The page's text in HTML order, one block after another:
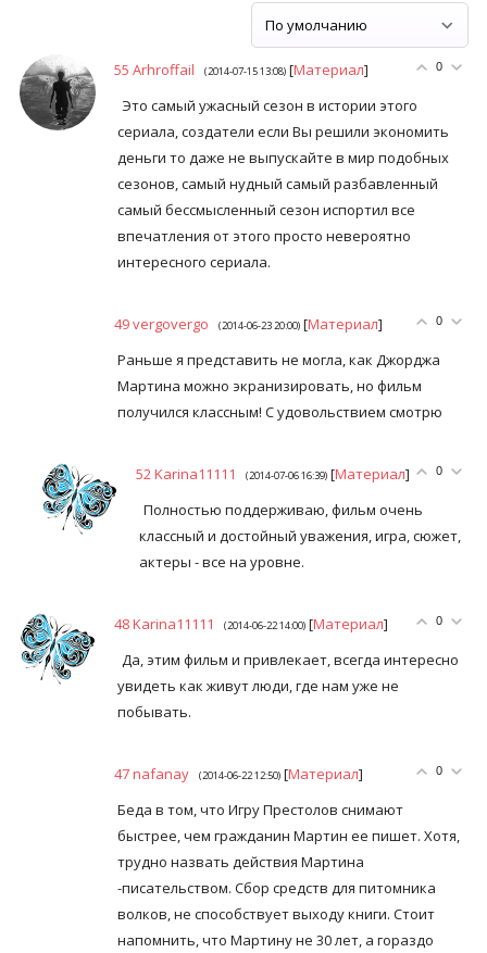
0
55 Arhroffail (2014-07-15 13:08) [Материал]
Это самый ужасный сезон в истории этого
сериала, создатели если Вы решили экономить
деньги то даже не выпускайте в мир подобных
сезонов, самый нудный самый разбавленный
самый бессмысленный сезон испортил все
впечатления от этого просто невероятно
интересного сериала.
0
49vergovergo (2014-06-23 20:00) [Материал]
Раньше я представить не могла, как Джорджа
Мартина можно экранизировать, но фильм
получился классным! С удовольствием смотрю
0
52 Karina11111 (2014-07-06 16:39) [Материал]
Полностью поддерживаю, фильм очень
классный и достойный уважения, игра, сюжет,
актеры - все на уровне.
0
48Karina11111 (2014-06-22 14:00) [Материал]
Да, этим фильм и привлекает, всегда интересно
увидеть как живут люди, где нам уже не
побывать.
0
47nafanay (2014-06-22 12:50) [Материал]
Беда в том, что Игру Престолов снимают
быстрее, чем гражданин Мартин ее пишет. Хотя,
трудно назвать действия Мартина
-писательством. Сбор средств для питомника
волков, не способствует выходу книги. Стоит
напомнить, что Мартину не 30 лет, а гораздо